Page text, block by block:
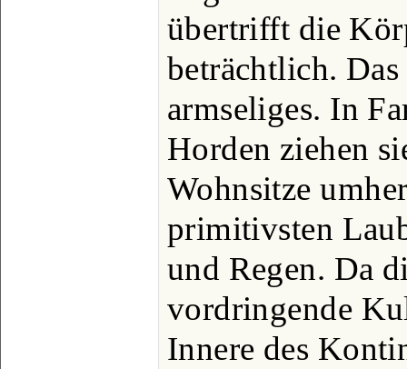
übertrifft die
beträchtlich.
armseliges. In
Horden ziehen
Wohnsitze
primitivsten
und Regen. Da
vordringende
Innere des